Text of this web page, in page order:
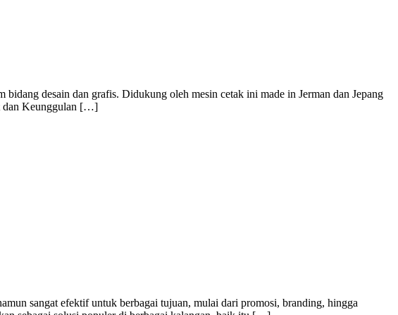
desain dan grafis. Didukung oleh mesin cetak ini made in Jerman dan Jepang
dan Keunggulan […]
sangat efektif untuk berbagai tujuan, mulai dari promosi, branding, hingga